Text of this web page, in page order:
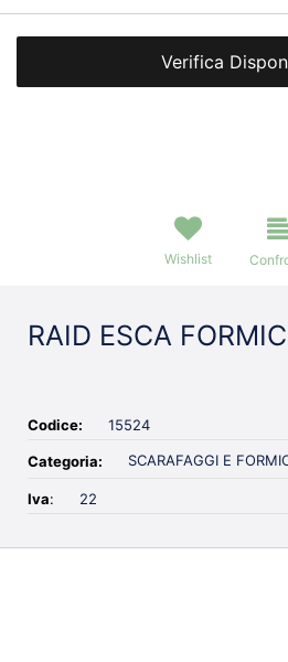
Verifica
Wishlist
RAID ESCA
Codice: 15524
Categoria: SCARAFAGGI E
Iva: 22